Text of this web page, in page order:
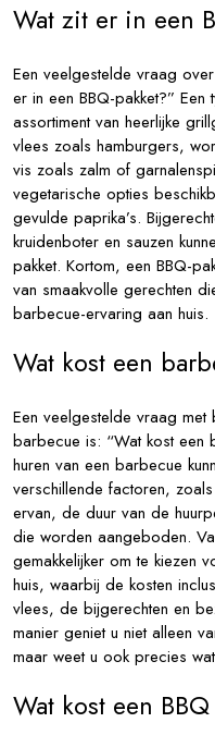
Wat zit er in een
Een veelgestelde vraag
er in een BBQ-pakket?”
assortiment van heerlijke
vlees zoals hamburgers,
vis zoals zalm of
vegetarische opties
gevulde paprika’s.
kruidenboter en sauzen
pakket. Kortom, een BBQ-
van smaakvolle gerechten
barbecue-ervaring aan huis.
Wat kost een
Een veelgestelde vraag met
barbecue is: “Wat kost een
huren van een barbecue
verschillende factoren,
ervan, de duur van de
die worden aangeboden.
gemakkelijker om te kiezen
huis, waarbij de kosten
vlees, de bijgerechten en
manier geniet u niet alleen
maar weet u ook precies
Wat kost een